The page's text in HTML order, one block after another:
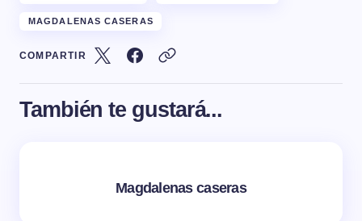
MAGDALENAS CASERAS
COMPARTIR
También te gustará...
Magdalenas caseras